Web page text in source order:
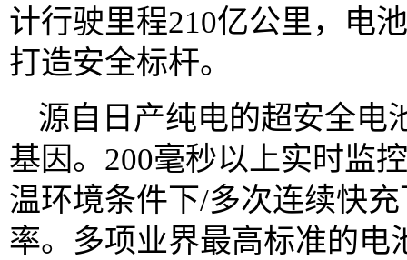
计行驶里程210亿公里，电
打造安全标杆。
源自日产纯电的超安全电
基因。200毫秒以上实时监
温环境条件下/多次连续快
率。多项业界最高标准的